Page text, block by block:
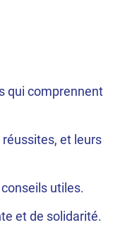
qui comprennent
et leurs
utiles.
et de solidarité.